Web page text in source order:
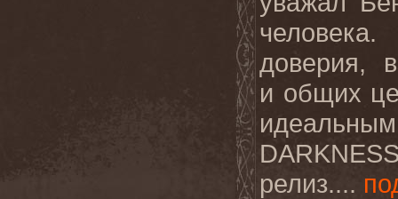
доверия,
и общих
релиз....